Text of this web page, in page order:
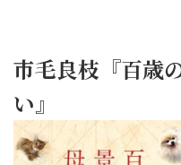
市毛良枝『百歳
い』